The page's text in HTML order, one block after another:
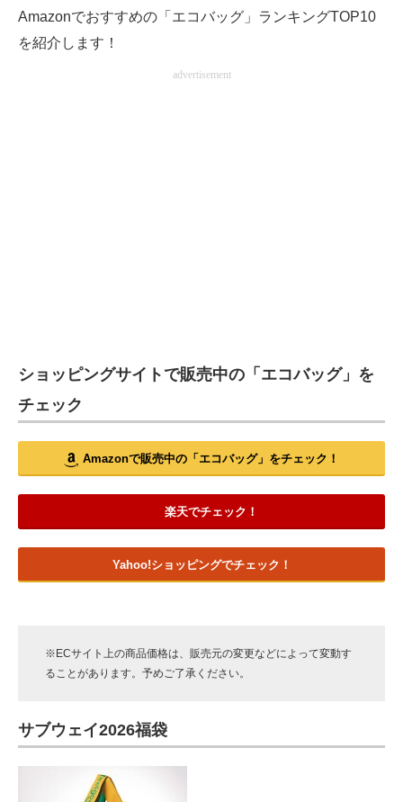
Amazonでおすすめの「エコバッグ」ランキングTOP10
を紹介します！
advertisement
ショッピングサイトで販売中の「エコバッグ」を
チェック
Amazonで販売中の「エコバッグ」をチェック！
楽天でチェック！
Yahoo!ショッピングでチェック！
※ECサイト上の商品価格は、販売元の変更などによって変動す
ることがあります。予めご了承ください。
サブウェイ2026福袋